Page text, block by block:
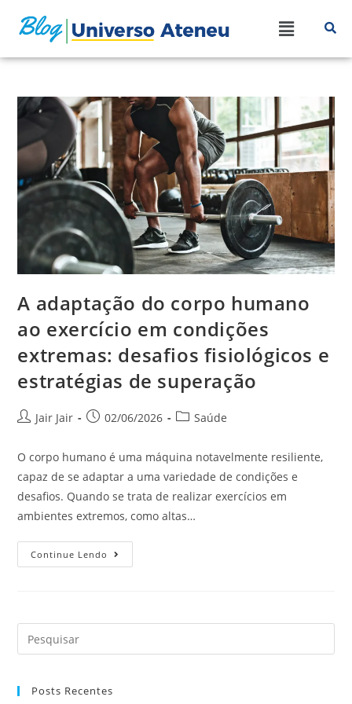
A adaptação do corpo humano
ao exercício em condições
extremas: desafios fisiológicos e
estratégias de superação
Jair Jair 02/06/2026 Saúde
O corpo humano é uma máquina notavelmente resiliente,
capaz de se adaptar a uma variedade de condições e
desafios. Quando se trata de realizar exercícios em
ambientes extremos, como altas…
Continue Lendo
Posts Recentes